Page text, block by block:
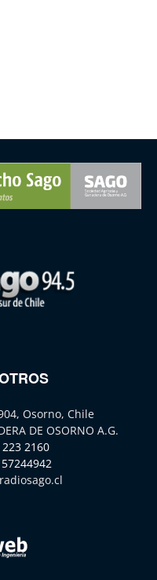
Osorno, Chile
DE OSORNO A.G.
2160